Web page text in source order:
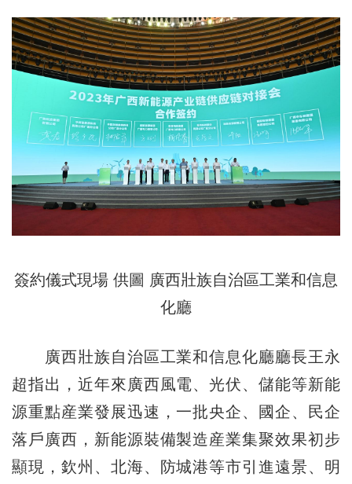
簽約儀式現場 供圖 廣西壯族自治區工業和信息
化廳
廣西壯族自治區工業和信息化廳廳長王永
超指出，近年來廣西風電、光伏、儲能等新能
源重點産業發展迅速，一批央企、國企、民企
落戶廣西，新能源裝備製造産業集聚效果初步
顯現，欽州、北海、防城港等市引進遠景、明